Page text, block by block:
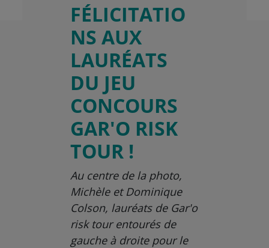
FÉLICITATIO
NS AUX
LAURÉATS
DU JEU
CONCOURS
GAR'O RISK
TOUR !
Au centre de la photo,
Michèle et Dominique
Colson, lauréats de Gar'o
risk tour entourés de
gauche à droite pour le